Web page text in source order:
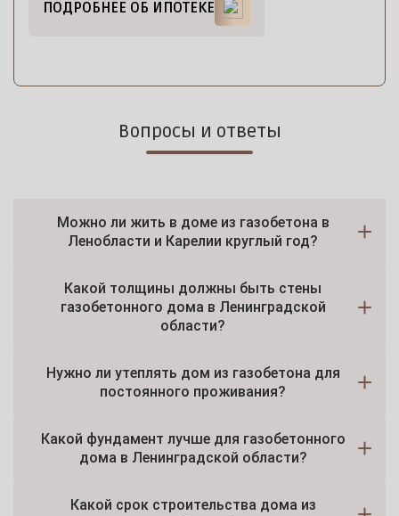
ПОДРОБНЕЕ ОБ ИПОТЕКЕ
Вопросы и ответы
Можно ли жить в доме из газобетона в
Ленобласти и Карелии круглый год?
Какой толщины должны быть стены
газобетонного дома в Ленинградской
области?
Нужно ли утеплять дом из газобетона для
постоянного проживания?
Какой фундамент лучше для газобетонного
дома в Ленинградской области?
Какой срок строительства дома из